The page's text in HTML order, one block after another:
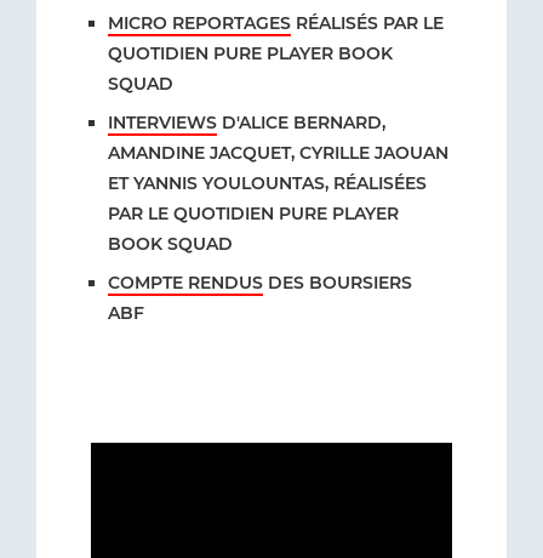
MICRO REPORTAGES RÉALISÉS PAR LE
QUOTIDIEN PURE PLAYER BOOK
SQUAD
INTERVIEWS D'ALICE BERNARD,
AMANDINE JACQUET, CYRILLE JAOUAN
ET YANNIS YOULOUNTAS, RÉALISÉES
PAR LE QUOTIDIEN PURE PLAYER
BOOK SQUAD
COMPTE RENDUS DES BOURSIERS
ABF